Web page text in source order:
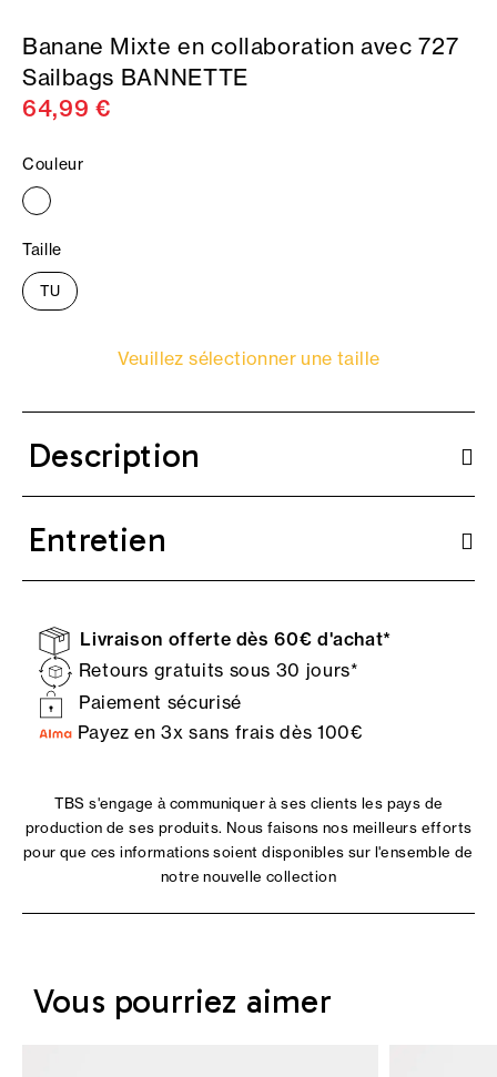
Banane Mixte en collaboration avec 727
Sailbags BANNETTE
64,99 €
Couleur
Taille
TU
Veuillez sélectionner une taille
Description
Entretien
Livraison offerte dès 60€ d'achat*
Retours gratuits sous 30 jours*
Paiement sécurisé
Payez en 3x sans frais dès 100€
TBS s'engage à communiquer à ses clients les pays de
production de ses produits. Nous faisons nos meilleurs efforts
pour que ces informations soient disponibles sur l'ensemble de
notre nouvelle collection
Vous pourriez aimer